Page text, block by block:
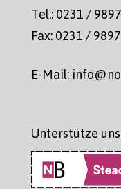
Tel.: 0231 /
Fax: 0231 /
E-Mail:
Unterstütze